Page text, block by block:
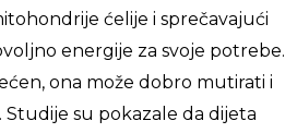
ćelije i sprečavajući
energije za svoje potrebe.
ona može dobro mutirati i
su pokazale da dijeta